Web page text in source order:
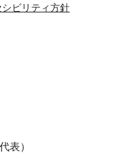
ビリティ方針
表）